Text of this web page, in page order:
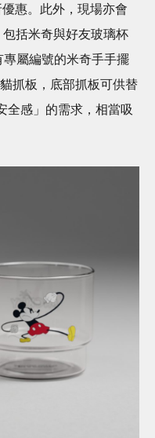
惠。此外，現場亦會
括米奇與好友玻璃杯
屬編號的米奇手手擺
抓板，底部抓板可供替
全感」的需求，相當吸